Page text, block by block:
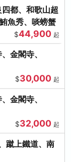
都、和歌山超
魚秀、啖螃蟹
$44,900 起
金閣寺、
$30,000 起
金閣寺、
$32,000 起
蹴上鐵道、南